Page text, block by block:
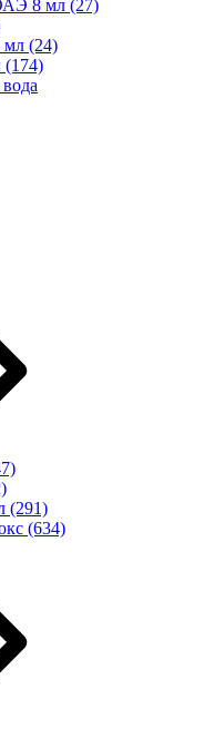
8 мл (27)
мл (24)
(174)
(291)
(634)